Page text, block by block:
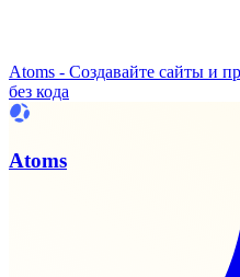
Atoms - Создавайте сайты
без кода
Atoms